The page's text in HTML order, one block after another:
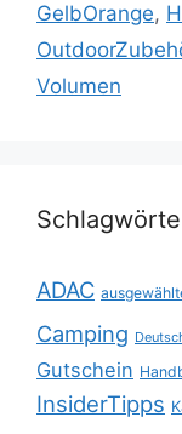
GelbOrange,
Volumen
ADAC
Camping
Gutschein
InsiderTipps